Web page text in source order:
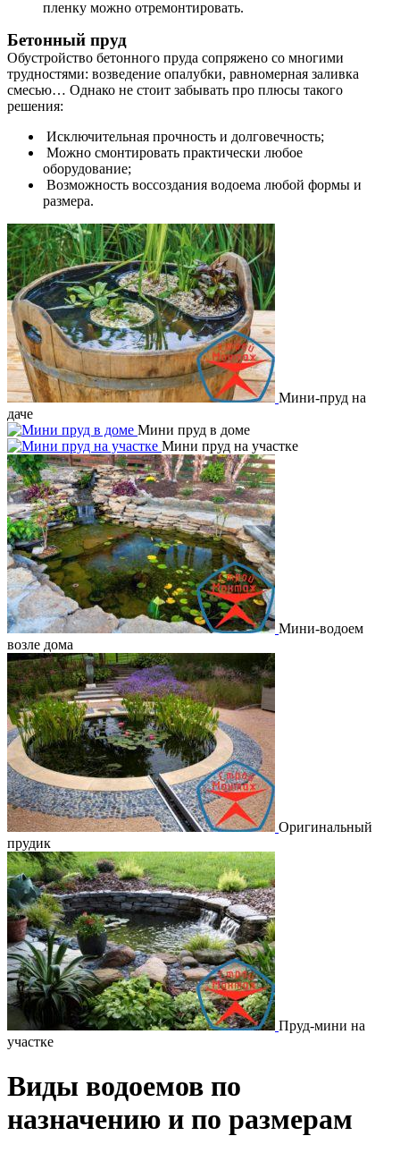
пленку можно отремонтировать.
Бетонный пруд
Обустройство бетонного пруда сопряжено со многими
трудностями: возведение опалубки, равномерная заливка
смесью… Однако не стоит забывать про плюсы такого
решения:
Исключительная прочность и долговечность;
Можно смонтировать практически любое
оборудование;
Возможность воссоздания водоема любой формы и
размера.
Мини-пруд на
даче
Мини пруд в доме
Мини пруд на участке
Мини-водоем
возле дома
Оригинальный
прудик
Пруд-мини на
участке
Виды водоемов по
назначению и по размерам